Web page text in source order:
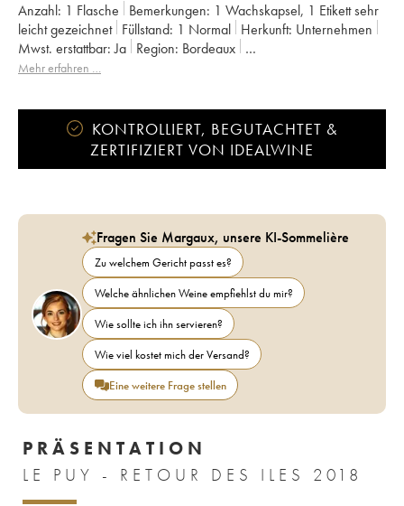
Anzahl: 1 Flasche Bemerkungen: 1 Wachskapsel, 1 Etikett sehr
leicht gezeichnet Füllstand: 1 Normal Herkunft:
unternehmen
Mwst. erstattbar: ja Region:
Bordeaux
Appellation: Francs Côtes de Bordeaux
Mehr erfahren …
KONTROLLIERT, BEGUTACHTET &
ZERTIFIZIERT VON IDEALWINE
Fragen Sie Margaux, unsere KI-Sommelière
Zu welchem Gericht passt es?
Welche ähnlichen Weine empfiehlst du mir?
Wie sollte ich ihn servieren?
Wie viel kostet mich der Versand?
Eine weitere Frage stellen
PRÄSENTATION
LE PUY - RETOUR DES ILES 2018